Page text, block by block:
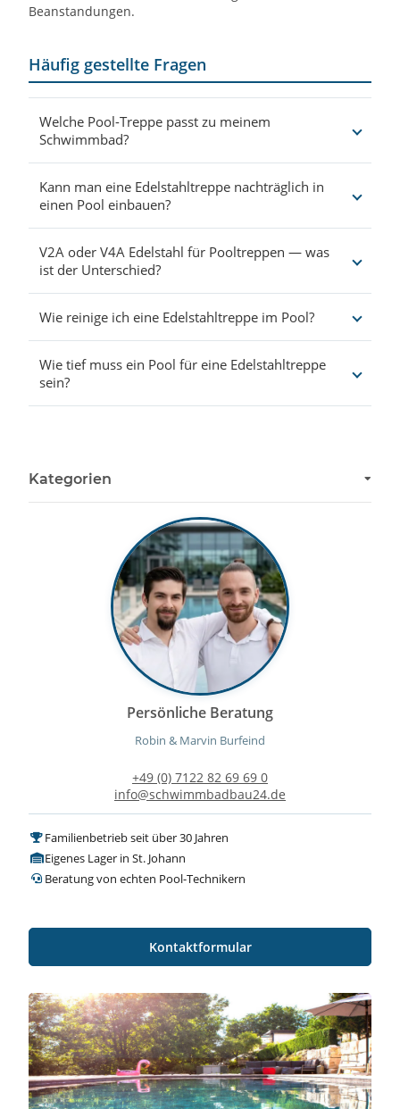
Beanstandungen.
Häufig gestellte Fragen
Welche Pool-Treppe passt zu meinem
Schwimmbad?
Kann man eine Edelstahltreppe nachträglich in
einen Pool einbauen?
V2A oder V4A Edelstahl für Pooltreppen — was
ist der Unterschied?
Wie reinige ich eine Edelstahltreppe im Pool?
Wie tief muss ein Pool für eine Edelstahltreppe
sein?
Kategorien
Persönliche Beratung
Robin & Marvin Burfeind
+49 (0) 7122 82 69 69 0
info@schwimmbadbau24.de
Familienbetrieb seit über 30 Jahren
Eigenes Lager in St. Johann
Beratung von echten Pool-Technikern
Kontaktformular